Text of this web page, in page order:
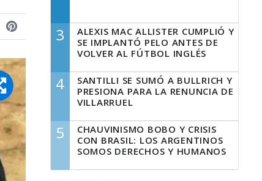
3
ALEXIS MAC ALLISTER CUMPLIÓ Y
SE IMPLANTÓ PELO ANTES DE
VOLVER AL FÚTBOL INGLÉS
4
SANTILLI SE SUMÓ A BULLRICH Y
PRESIONA PARA LA RENUNCIA DE
VILLARRUEL
5
CHAUVINISMO BOBO Y CRISIS
CON BRASIL: LOS ARGENTINOS
SOMOS DERECHOS Y HUMANOS